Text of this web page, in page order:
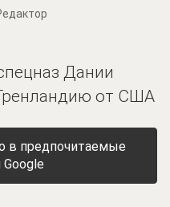
Дании
от США
в предпочитаемые